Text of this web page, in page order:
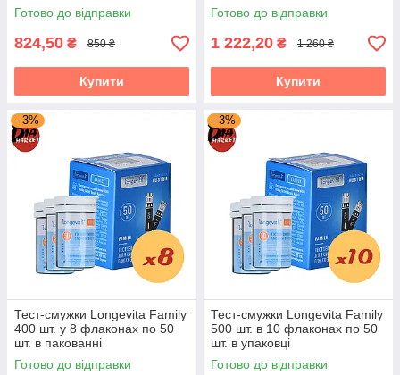
Тест-смужки Лонгевіта Фемелі 50 шт.
Товари в роздріб - такий тип товарів ви можете
придбати будь-яким зручним для вас способом, але
в даному випадку відсутня підтримка "Prom Оплати".
Для більш вигідних покупок ми рекомендуємо вам
ознайомитися з нашим
"Оптовим"і"Акційним"
розділом для відстеження розпродажів та акційних
пропозицій.
Готово до відправки
824,50 ₴ 850 ₴
Купити
Готово до відправки
1 222,20 ₴ 1 260 ₴
Купити
–3%
Тест-смужки Longevita Family
400 шт. у 8 флаконах по 50
шт. в пакованні
Готово до відправки
–3%
Тест-смужки Longevita Family
500 шт. в 10 флаконах по 50
шт. в упаковці
Готово до відправки